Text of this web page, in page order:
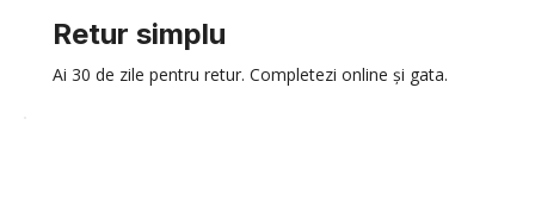
Retur simplu
Ai 30 de zile pentru retur. Completezi online și gata.